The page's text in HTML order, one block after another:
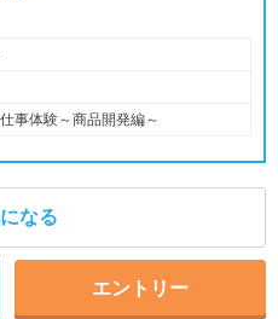
事体験～商品開発編～
なる
エントリー